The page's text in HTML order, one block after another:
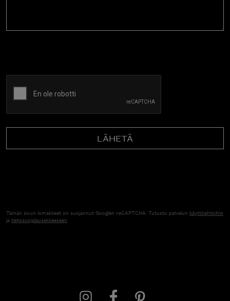
Tämän sivun lomakkeet on suojannut Googlen reCAPTCHA. Tutustu palvelun käyttöehtoihin
jatietosuojalausekkeeseen